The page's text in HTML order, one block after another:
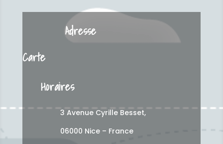
Adresse
Carte
Horaires
3 Avenue Cyrille Besset,
06000 Nice – France